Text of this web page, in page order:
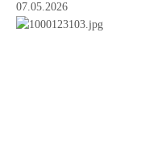
07.05.2026